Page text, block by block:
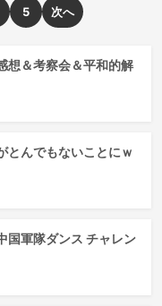
5 次へ
想＆考察会＆平和的解
とんでもないことにｗ
国軍隊ダンス チャレン